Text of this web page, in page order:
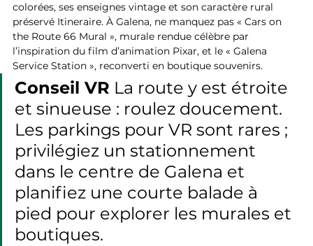
colorées, ses enseignes vintage et son caractère rural
préservé Itineraire. À Galena, ne manquez pas « Cars on
the Route 66 Mural », murale rendue célèbre par
l’inspiration du film d’animation Pixar, et le « Galena
Service Station », reconverti en boutique souvenirs.
Conseil VR La route y est étroite
et sinueuse : roulez doucement.
Les parkings pour VR sont rares ;
privilégiez un stationnement
dans le centre de Galena et
planifiez une courte balade à
pied pour explorer les murales et
boutiques.